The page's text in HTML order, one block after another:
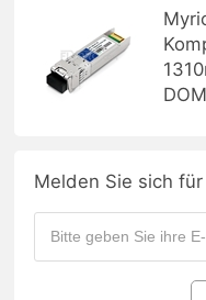
Melden Sie sich